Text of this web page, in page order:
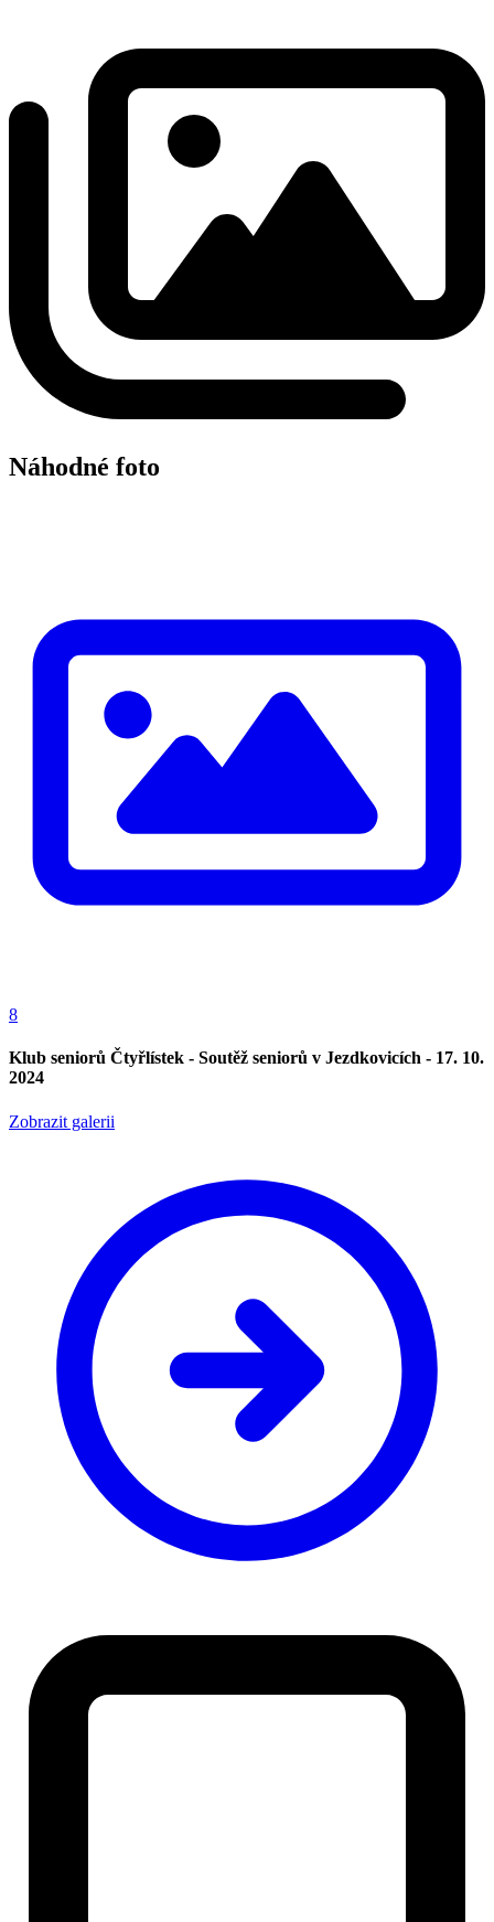
Náhodné foto
8
Klub seniorů Čtyřlístek - Soutěž seniorů v Jezdkovicích - 17. 10.
2024
Zobrazit galerii